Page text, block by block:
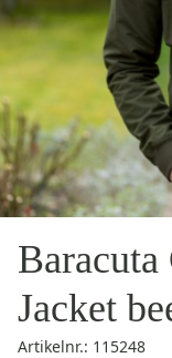
Jacket
Artikelnr.: 115248